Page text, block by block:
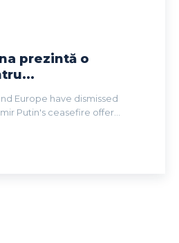
prezintă o
Europe have dismissed
Putin's ceasefire offer...